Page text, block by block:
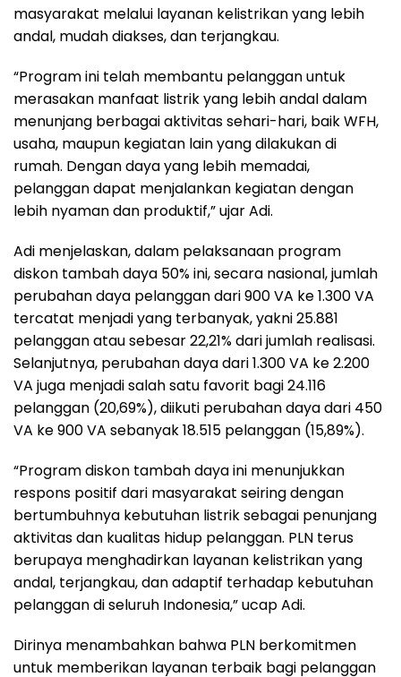
masyarakat melalui layanan kelistrikan yang lebih
andal, mudah diakses, dan terjangkau.
“Program ini telah membantu pelanggan untuk
merasakan manfaat listrik yang lebih andal dalam
menunjang berbagai aktivitas sehari-hari, baik WFH,
usaha, maupun kegiatan lain yang dilakukan di
rumah. Dengan daya yang lebih memadai,
pelanggan dapat menjalankan kegiatan dengan
lebih nyaman dan produktif,” ujar Adi.
Adi menjelaskan, dalam pelaksanaan program
diskon tambah daya 50% ini, secara nasional, jumlah
perubahan daya pelanggan dari 900 VA ke 1.300 VA
tercatat menjadi yang terbanyak, yakni 25.881
pelanggan atau sebesar 22,21% dari jumlah realisasi.
Selanjutnya, perubahan daya dari 1.300 VA ke 2.200
VA juga menjadi salah satu favorit bagi 24.116
pelanggan (20,69%), diikuti perubahan daya dari 450
VA ke 900 VA sebanyak 18.515 pelanggan (15,89%).
“Program diskon tambah daya ini menunjukkan
respons positif dari masyarakat seiring dengan
bertumbuhnya kebutuhan listrik sebagai penunjang
aktivitas dan kualitas hidup pelanggan. PLN terus
berupaya menghadirkan layanan kelistrikan yang
andal, terjangkau, dan adaptif terhadap kebutuhan
pelanggan di seluruh Indonesia,” ucap Adi.
Dirinya menambahkan bahwa PLN berkomitmen
untuk memberikan layanan terbaik bagi pelanggan